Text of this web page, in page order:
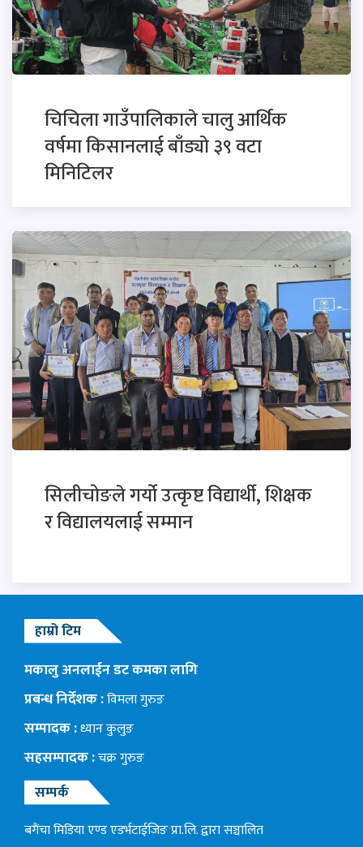
चिचिला गाउँपालिकाले चालु आर्थिक
वर्षमा किसानलाई बाँड्यो ३९ वटा
मिनिटिलर
सिलीचोङले गर्यो उत्कृष्ट विद्यार्थी, शिक्षक
र विद्यालयलाई सम्मान
हाम्रो टिम
मकालु अनलाईन डट कमका लागि
प्रबन्ध निर्देशक :विमला गुरुङ
सम्पादक :ध्यान कुलुङ
सहसम्पादक :चक्र गुरुङ
सम्पर्क
बगैंचा मिडिया एण्ड एडर्भटाईजिङ प्रा.लि. द्वारा सञ्चालित